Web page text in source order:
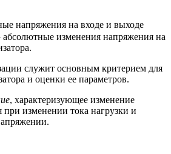
напряжения на входе и выходе
изменения напряжения на
служит основным критерием для
и оценки ее параметров.
, характеризующее изменение
изменении тока нагрузки и